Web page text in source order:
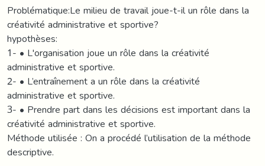
Problématique:Le milieu de travail joue-t-il un rôle dans la
créativité administrative et sportive?
hypothèses:
1- • L'organisation joue un rôle dans la créativité
administrative et sportive.
2- • L’entraînement a un rôle dans la créativité
administrative et sportive.
3- • Prendre part dans les décisions est important dans la
créativité administrative et sportive.
Méthode utilisée : On a procédé l’utilisation de la méthode
descriptive.